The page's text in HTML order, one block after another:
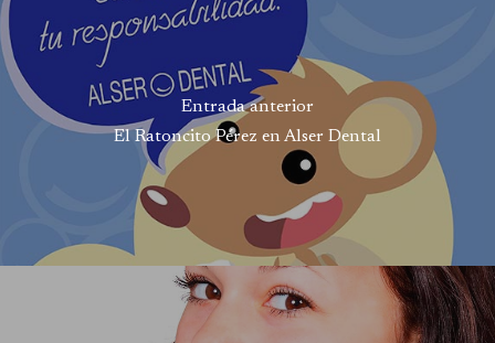
Entrada anterior
El Ratoncito Pérez en Alser Dental